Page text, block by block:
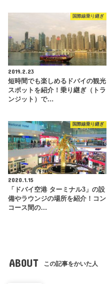
国際線乗り継ぎ
2019.2.23
短時間でも楽しめるドバイの観光
スポットを紹介！乗り継ぎ（トラ
ンジット）で…
国際線乗り継ぎ
2020.1.15
「ドバイ空港 ターミナル3」の設
備やラウンジの場所を紹介！コン
コース間の…
ABOUT この記事をかいた人